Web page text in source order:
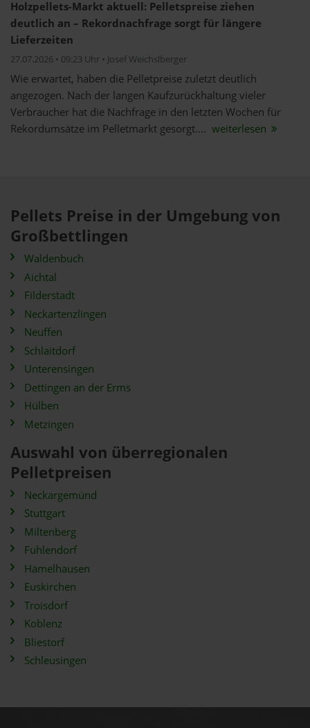
Holzpellets-Markt aktuell: Pelletspreise ziehen
deutlich an – Rekordnachfrage sorgt für längere
Lieferzeiten
27.07.2026 • 09:23 Uhr • Josef Weichslberger
Wie erwartet, haben die Pelletpreise zuletzt deutlich
angezogen. Nach der langen Kaufzurückhaltung vieler
Verbraucher hat die Nachfrage in den letzten Wochen für
Rekordumsätze im Pelletmarkt gesorgt.... weiterlesen
Pellets Preise in der Umgebung von
Großbettlingen
Waldenbuch
Aichtal
Filderstadt
Neckartenzlingen
Neuffen
Schlaitdorf
Unterensingen
Dettingen an der Erms
Hülben
Metzingen
Auswahl von überregionalen
Pelletpreisen
Neckargemünd
Stuttgart
Miltenberg
Fuhlendorf
Hämelhausen
Euskirchen
Troisdorf
Koblenz
Bliestorf
Schleusingen